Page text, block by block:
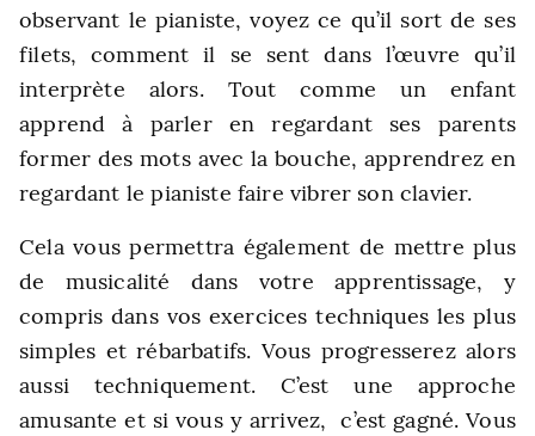
observant le pianiste, voyez ce qu’il sort de ses
filets, comment il se sent dans l’œuvre qu’il
interprète alors. Tout comme un enfant
apprend à parler en regardant ses parents
former des mots avec la bouche, apprendrez en
regardant le pianiste faire vibrer son clavier.
Cela vous permettra également de mettre plus
de musicalité dans votre apprentissage, y
compris dans vos exercices techniques les plus
simples et rébarbatifs. Vous progresserez alors
aussi techniquement. C’est une approche
amusante et si vous y arrivez, c’est gagné. Vous